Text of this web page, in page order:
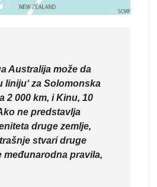
Australija može da
liniju‘ za Solomonska
2 000 km, i Kinu, 10
ne predstavlja
druge zemlje,
stvari druge
međunarodna pravila,